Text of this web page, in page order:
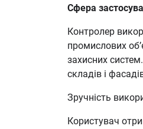
Сфера
Контролер
промислових
захисних
складів і
Зручність
Користувач